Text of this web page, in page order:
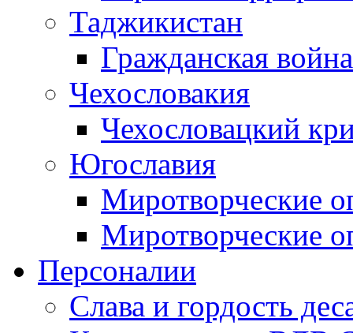
Таджикистан
Гражданская
Чехословакия
Чехословацкий
Югославия
Миротворческие
Миротворческие
Персоналии
Слава и гордость